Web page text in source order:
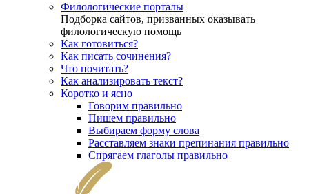
Филологические порталы
Подборка сайтов, призванных оказывать
филологическую помощь
Как готовиться?
Как писать сочинения?
Что почитать?
Как анализировать текст?
Коротко и ясно
Говорим правильно
Пишем правильно
Выбираем форму слова
Расставляем знаки препинания правильно
Спрягаем глаголы правильно